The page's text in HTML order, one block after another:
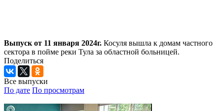
Выпуск от 11 января 2024г. Косуля вышла к домам частного
сектора в пойме реки Тула за областной больницей.
Поделиться
Все выпуски
По дате По просмотрам